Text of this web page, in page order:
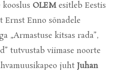
OLEMesitleb Eestis
Enno sõnadele
„Armastuse kitsas rada”,
tutvustab viimase noorte
juht Juhan